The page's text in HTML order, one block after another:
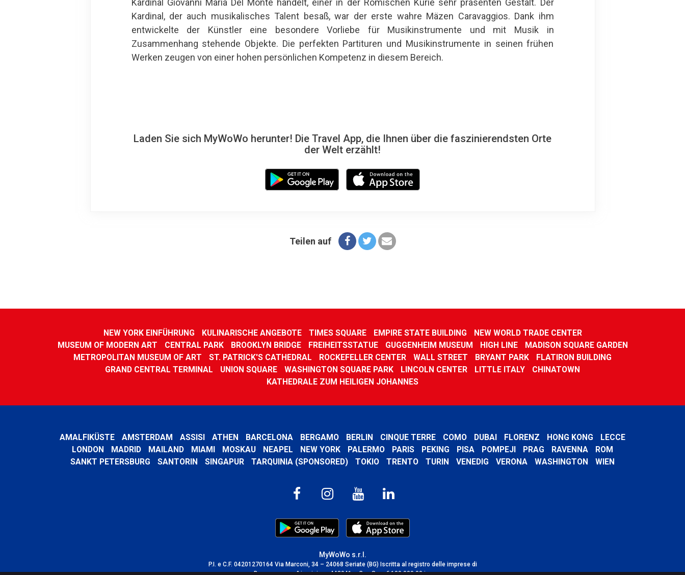
Kardinal Giovanni Maria Del Monte handelt, einer in der Römischen Kurie sehr präsenten Gestalt. Der
Kardinal, der auch musikalisches Talent besaß, war der erste wahre Mäzen Caravaggios. Dank ihm
entwickelte der Künstler eine besondere Vorliebe für Musikinstrumente und mit Musik in
Zusammenhang stehende Objekte. Die perfekten Partituren und Musikinstrumente in seinen frühen
Werken zeugen von einer hohen persönlichen Kompetenz in diesem Bereich.
Laden Sie sich MyWoWo herunter! Die Travel App, die Ihnen über die faszinierendsten Orte
der Welt erzählt!
Teilen auf
NEW YORK EINFÜHRUNG KULINARISCHE ANGEBOTE TIMES SQUARE EMPIRE STATE BUILDING
NEW WORLD TRADE CENTER
MUSEUM OF MODERN ART
CENTRAL PARK BROOKLYN BRIDGE FREIHEITSSTATUE GUGGENHEIM MUSEUM HIGH LINE
MADISON SQUARE GARDEN
METROPOLITAN MUSEUM OF ART
ST. PATRICK'S CATHEDRAL ROCKEFELLER CENTER WALL STREET BRYANT PARK
FLATIRON BUILDING
GRAND CENTRAL TERMINAL
UNION SQUARE WASHINGTON SQUARE PARK LINCOLN CENTER LITTLE ITALY
CHINATOWN
KATHEDRALE ZUM HEILIGEN JOHANNES
AMALFIKÜSTE AMSTERDAM ASSISI ATHEN BARCELONA BERGAMO BERLIN CINQUE TERRE COMO DUBAI FLORENZ HONG KONG
LECCE
LONDON
MADRID MAILAND MIAMI MOSKAU NEAPEL NEW YORK PALERMO PARIS PEKING PISA POMPEJI PRAG RAVENNA
ROM
SANKT PETERSBURG
SANTORIN SINGAPUR TARQUINIA (SPONSORED) TOKIO TRENTO TURIN VENEDIG VERONA WASHINGTON WIEN
MyWoWo s.r.l.
P.I. e C.F. 04201270164 Via Marconi, 34 – 24068 Seriate (BG) Iscritta al registro delle imprese di
Bergamo con n° iscrizione 443941 – Cap.Soc. € 100.000,00 i.v.